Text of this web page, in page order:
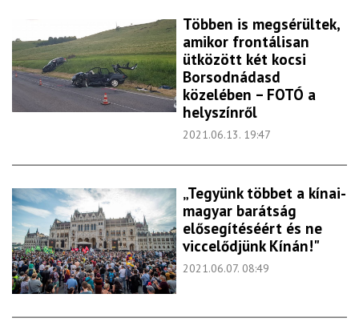
Többen is megsérültek,
amikor frontálisan
ütközött két kocsi
Borsodnádasd
közelében – FOTÓ a
helyszínről
2021.06.13. 19:47
„Tegyünk többet a kínai-
magyar barátság
elősegítéséért és ne
viccelődjünk Kínán!"
2021.06.07. 08:49